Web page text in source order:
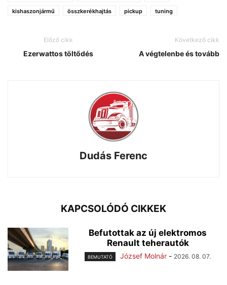
kishaszonjármű
összkerékhajtás pickup tuning
Előző cikk
Ezerwattos töltődés
Következő cikk
A végtelenbe és tovább
Dudás Ferenc
KAPCSOLÓDÓ CIKKEK
Befutottak az új elektromos
Renault teherautók
BEMUTATÓ József Molnár - 2026. 08. 07.